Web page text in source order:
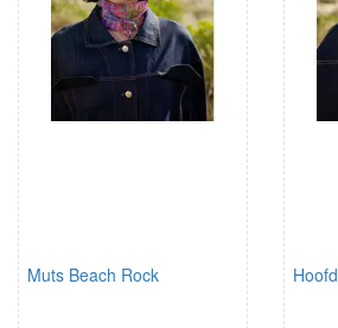
Muts Beach Rock